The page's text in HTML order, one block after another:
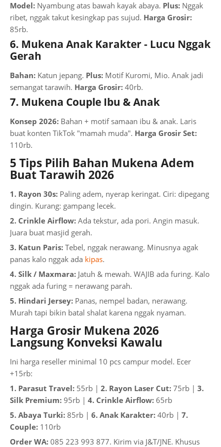
Model: Nyambung atas bawah kayak abaya. Plus: Nggak
ribet, nggak takut kesingkap pas sujud. Harga Grosir:
85rb.
6. Mukena Anak Karakter - Lucu Nggak
Gerah
Bahan: Katun jepang. Plus: Motif Kuromi, Mio. Anak jadi
semangat tarawih. Harga Grosir: 40rb.
7. Mukena Couple Ibu & Anak
Konsep 2026: Bahan + motif samaan ibu & anak. Laris
buat konten TikTok "mamah muda". Harga Grosir Set:
110rb.
5 Tips Pilih Bahan Mukena Adem
Buat Tarawih 2026
1. Rayon 30s: Paling adem, nyerap keringat. Ciri: dipegang
dingin. Kurang: gampang lecek.
2. Crinkle Airflow: Ada tekstur, ada pori. Angin masuk.
Juara buat masjid gerah.
3. Katun Paris: Tebel, nggak nerawang. Minusnya agak
panas kalo nggak ada kipas.
4. Silk / Maxmara: Jatuh & mewah. WAJIB ada furing. Kalo
nggak ada furing = nerawang parah.
5. Hindari Jersey: Panas, nempel badan, nerawang.
Murah tapi bikin batal shalat karena nggak nyaman.
Harga Grosir Mukena 2026
Langsung Konveksi Kawalu
Ini harga reseller minimal 10 pcs campur model. Ecer
+15rb:
1. Parasut Travel: 55rb | 2. Rayon Laser Cut: 75rb | 3.
Silk Premium: 95rb | 4. Crinkle Airflow: 65rb
5. Abaya Turki: 85rb | 6. Anak Karakter: 40rb | 7.
Couple: 110rb
Order WA: 085 223 993 877. Kirim via J&T/JNE. Khusus